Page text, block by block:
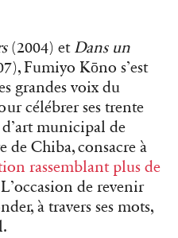
(2004) et Dans un
Fumiyo Kōno s’est
grandes voix du
célébrer ses trente
d’art municipal de
de Chiba, consacre à
rassemblant plus de
L’occasion de revenir
à travers ses mots,